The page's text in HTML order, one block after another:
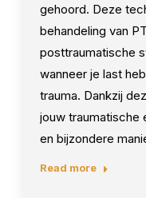
gehoord. Deze
behandeling van
posttraumatische
wanneer je last
trauma. Dankzij
jouw traumatische
en bijzondere
Read more